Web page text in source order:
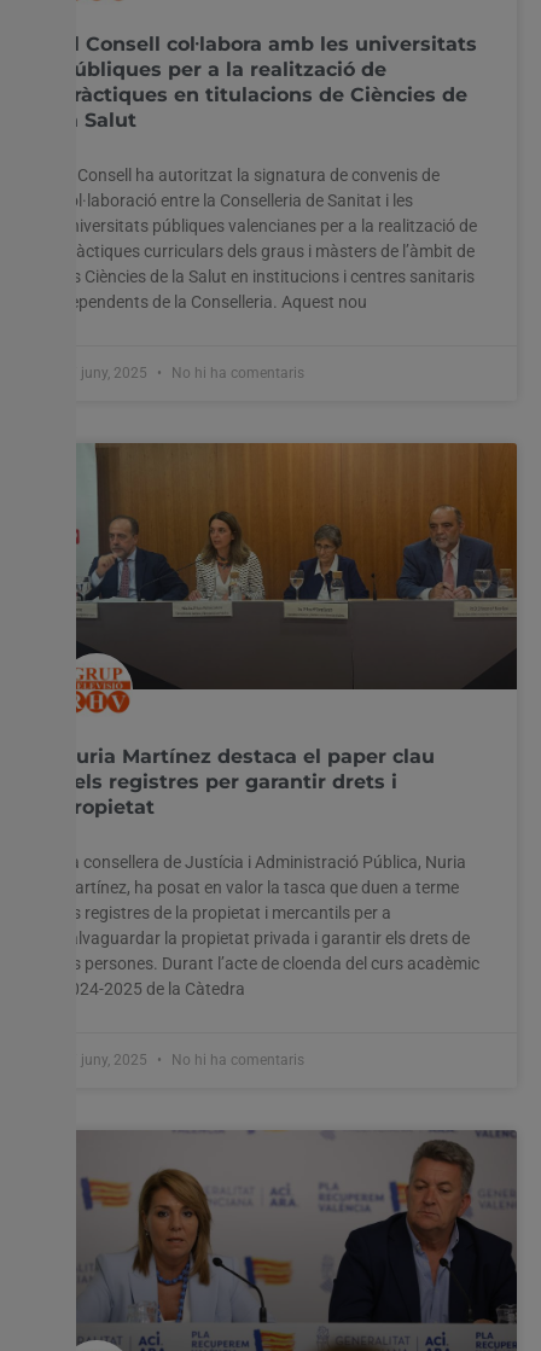
El Consell col·labora amb les universitats
públiques per a la realització de
pràctiques en titulacions de Ciències de
la Salut
El Consell ha autoritzat la signatura de convenis de
col·laboració entre la Conselleria de Sanitat i les
universitats públiques valencianes per a la realització de
pràctiques curriculars dels graus i màsters de l’àmbit de
les Ciències de la Salut en institucions i centres sanitaris
dependents de la Conselleria. Aquest nou
17 juny, 2025 No hi ha comentaris
Nuria Martínez destaca el paper clau
dels registres per garantir drets i
propietat
La consellera de Justícia i Administració Pública, Nuria
Martínez, ha posat en valor la tasca que duen a terme
els registres de la propietat i mercantils per a
salvaguardar la propietat privada i garantir els drets de
les persones. Durant l’acte de cloenda del curs acadèmic
2024-2025 de la Càtedra
17 juny, 2025 No hi ha comentaris